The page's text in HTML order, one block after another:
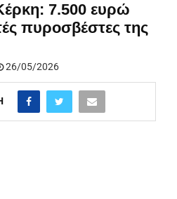
7.500 ευρώ
πυροσβέστες της
26/05/2026